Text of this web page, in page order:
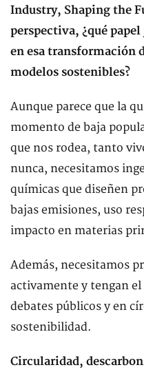
Industry, Shaping the
perspectiva, ¿qué
en esa transformación
modelos sostenibles?
Aunque parece que la
momento de baja
que nos rodea, tanto
nunca, necesitamos
químicas que diseñen
bajas emisiones, uso
impacto en materias
Además, necesitamos
activamente y tengan el
debates públicos y en
sostenibilidad.
Circularidad,